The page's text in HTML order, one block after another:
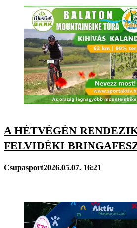
A HÉTVÉGÉN
FELVIDÉKI
Csupasport2026.05.07. 16:21